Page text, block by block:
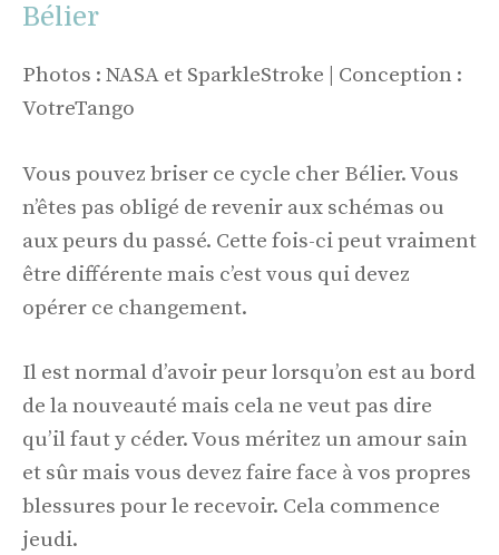
Bélier
Photos : NASA et SparkleStroke | Conception :
VotreTango
Vous pouvez briser ce cycle cher Bélier. Vous
n’êtes pas obligé de revenir aux schémas ou
aux peurs du passé. Cette fois-ci peut vraiment
être différente mais c’est vous qui devez
opérer ce changement.
Il est normal d’avoir peur lorsqu’on est au bord
de la nouveauté mais cela ne veut pas dire
qu’il faut y céder. Vous méritez un amour sain
et sûr mais vous devez faire face à vos propres
blessures pour le recevoir. Cela commence
jeudi.